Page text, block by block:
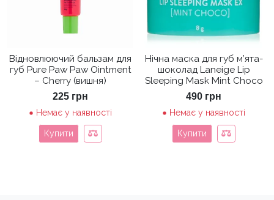
Відновлюючий бальзам для
губ Pure Paw Paw Ointment
– Cherry (вишня)
225 грн
Немає у наявності
Купити
Нічна маска для губ м’ята-
шоколад Laneige Lip
Sleeping Mask Mint Choco
490 грн
Немає у наявності
Купити